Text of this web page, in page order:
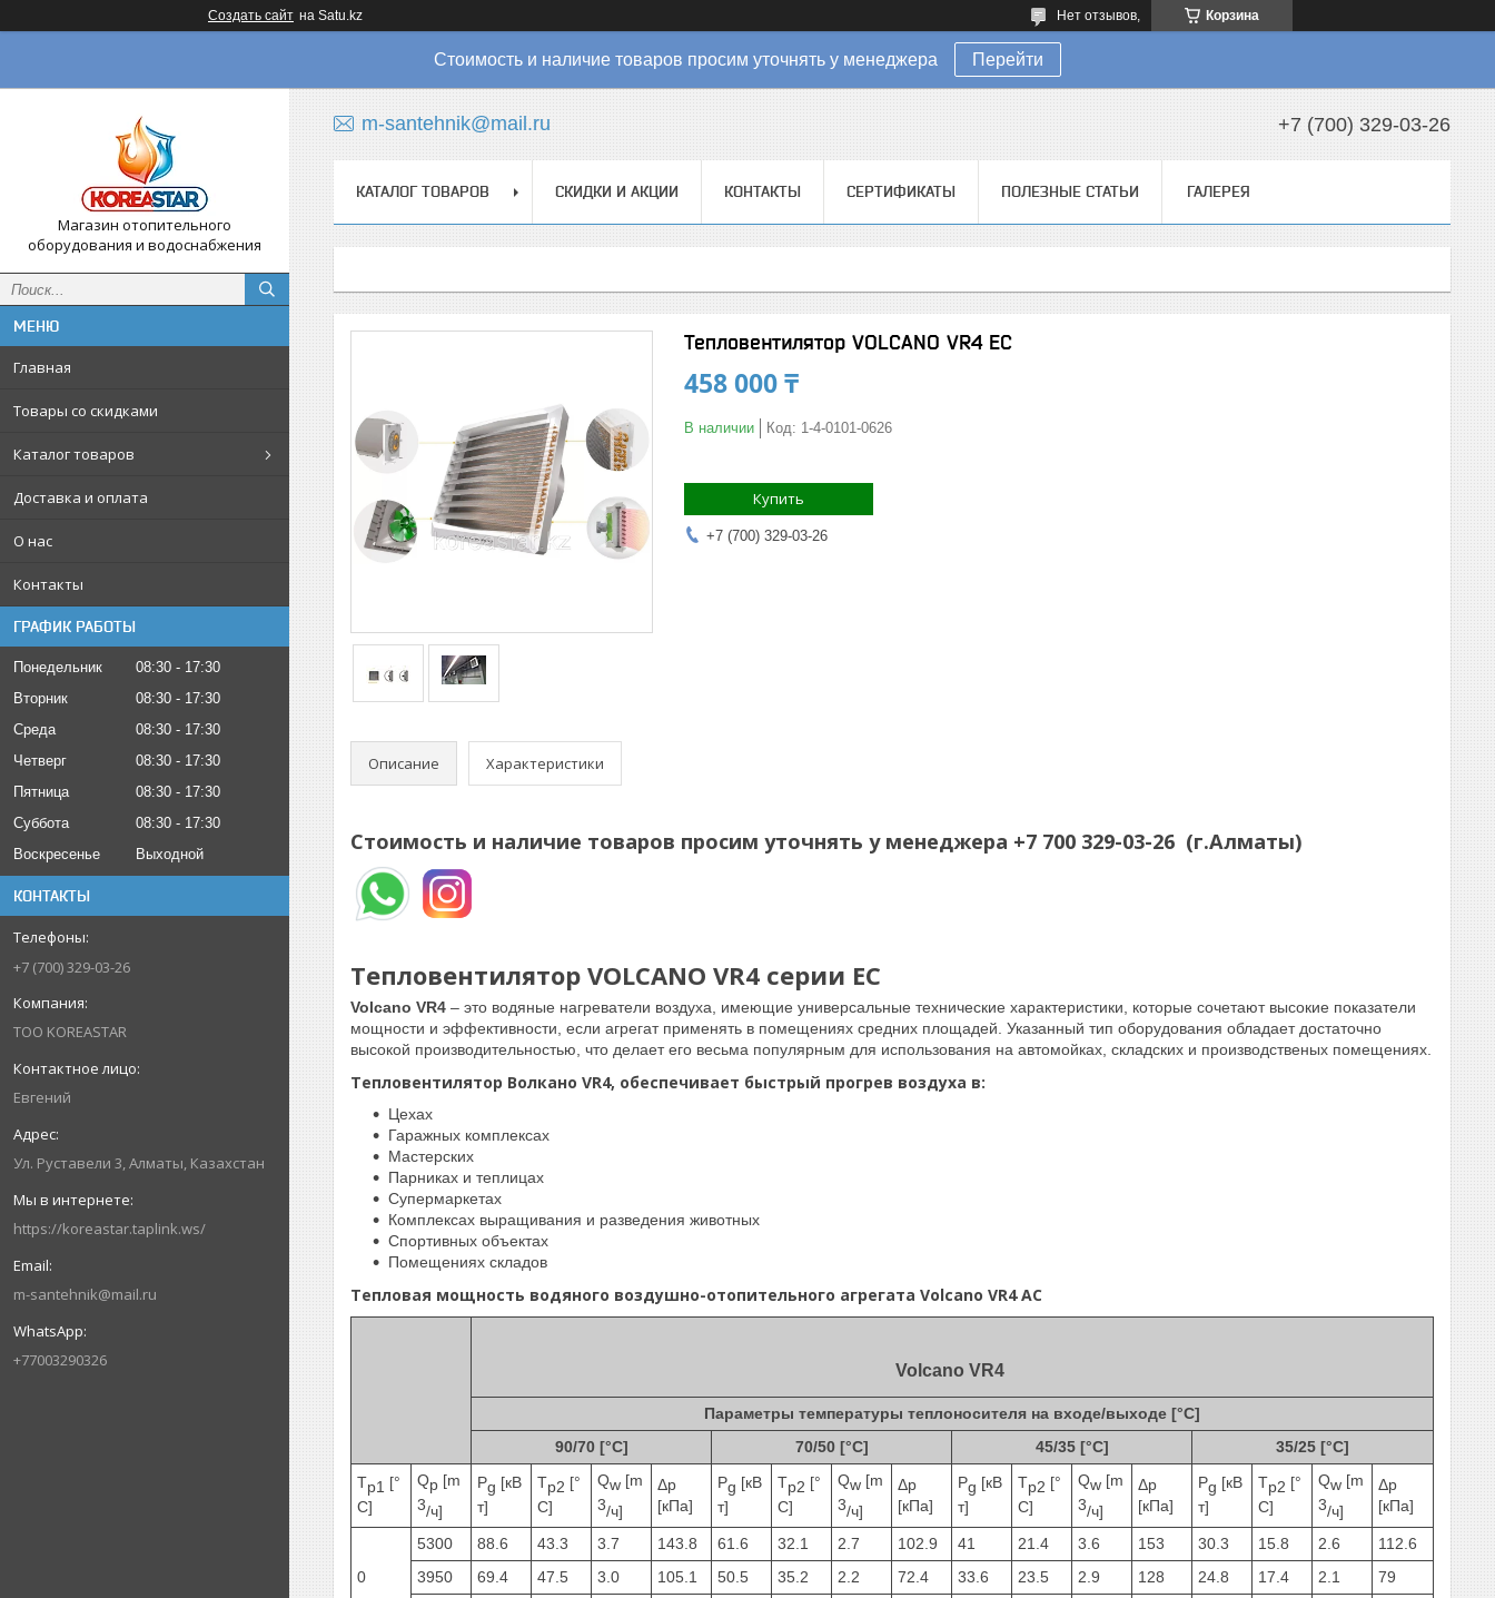
Создать сайт на Satu.kz Корзина
Нет отзывов,
Стоимость и наличие товаров просим уточнять у менеджера Перейти
Магазин отопительного
оборудования и водоснабжения
Главная
Товары со скидками
Каталог товаров
Доставка и оплата
О нас
Контакты
ГРАФИК РАБОТЫ
Понедельник 08:30
17:30
Вторник
08:30
17:30
Среда
08:30
17:30
Четверг
08:30
17:30
Пятница
08:30
17:30
Суббота
08:30
17:30
Воскресенье
Выходной
КОНТАКТЫ
+7 (700) 329-03-26
ТОО KOREASTAR
Евгений
Ул. Руставели 3, Алматы, Казахстан
https://koreastar.taplink.ws/
m-santehnik@mail.ru
+77003290326
m-santehnik@mail.ru +7 (700) 329-03-26
КАТАЛОГ ТОВАРОВ СКИДКИ И АКЦИИ КОНТАКТЫ СЕРТИФИКАТЫ ПОЛЕЗНЫЕ СТАТЬИ ГАЛЕРЕЯ
Тепловентилятор VOLCANO VR4 EC
458 000 ₸
В наличии Код: 1-4-0101-0626
Купить
+7 (700) 329-03-26
Описание Характеристики
Стоимость и наличие товаров просим уточнять у менеджера +7 700 329-03-26 (г.Алматы)
Тепловентилятор VOLCANO VR4 серии EC
Volcano VR4 – это водяные нагреватели воздуха, имеющие универсальные технические характеристики, которые сочетают высокие показатели
мощности и эффективности, если агрегат применять в помещениях средних площадей. Указанный тип оборудования обладает достаточно
высокой производительностью, что делает его весьма популярным для использования на автомойках, складских и производственых помещениях.
Тепловентилятор Волкано VR4, обеспечивает быстрый прогрев воздуха в:
Цехах
Гаражных комплексах
Мастерских
Парниках и теплицах
Супермаркетах
Комплексах выращивания и разведения животных
Спортивных объектах
Помещениях складов
Тепловая мощность водяного воздушно-отопительного агрегата Volcano VR4 AC
Volcano VR4
Параметры температуры теплоносителя на входе/выходе [°C]
90/70 [°C]
70/50 [°C] 45/35 [°C]
35/25 [°C]
Tp1 [°
C]
Qp [m
3/ч]
Pg [кВ
т]
Tp2 [°
C]
Qw [m
3/ч]
Δp
[кПа]
Pg [кВ
т]
Tp2 [°
C]
Qw [m
3/ч]
Δp
[кПа]
Pg [кВ
т]
Tp2 [°
C]
Qw [m
3/ч]
Δp
[кПа]
Pg [кВ
т]
Tp2 [°
C]
Qw [m
3/ч]
Δp
[кПа]
0
5300 88.6 43.3 3.7 143.8 61.6 32.1 2.7 102.9 41 21.4 3.6 153 30.3 15.8 2.6
112.6
3950
69.4 47.5 3.0 105.1 50.5 35.2 2.2 72.4 33.6 23.5 2.9 128 24.8 17.4 2.1
79